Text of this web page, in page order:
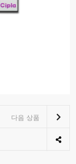
다음 상품